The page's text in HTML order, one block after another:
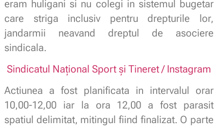
eram huligani si nu colegi in sistemul bugetar
care striga inclusiv pentru drepturile lor,
jandarmii neavand dreptul de asociere
sindicala.
Sindicatul Național Sport și Tineret / Instagram
Actiunea a fost planificata in intervalul orar
10,00-12,00 iar la ora 12,00 a fost parasit
spatiul delimitat, mitingul fiind finalizat. O parte